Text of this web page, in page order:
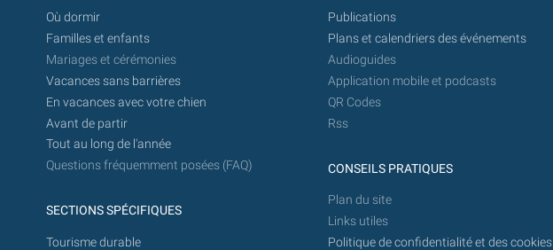
à
d'aujourd'hui
Où dormir
Familles et enfants
Mariages et cérémonies
Vacances sans barrières
En vacances avec votre chien
Avant de partir
Tout au long de l'année
Questions fréquemment posées (FAQ)
SECTIONS SPÉCIFIQUES
Tourisme durable
Publications
Plans et calendriers des événements
Audioguides
Application mobile et podcasts
QR Codes
Rss
CONSEILS PRATIQUES
Plan du site
Links utiles
Politique de confidentialité et des cookies